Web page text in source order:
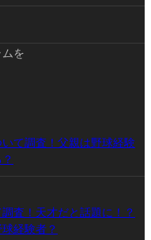
を
て調査！父親は野球経験
査！天才だと話題に！？
経験者？